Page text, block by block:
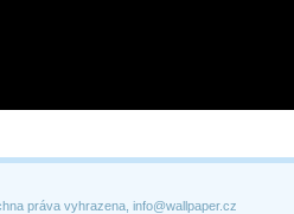
práva vyhrazena, info@wallpaper.cz